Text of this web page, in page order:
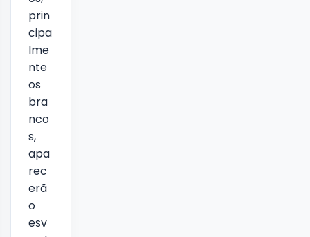
prin
cipa
lme
nte
os
bra
nco
s,
apa
rec
erã
o
esv